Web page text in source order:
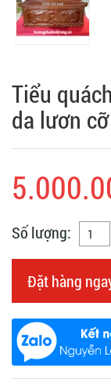
Tiểu
da lươn
Số lượng:
Đặt hàng